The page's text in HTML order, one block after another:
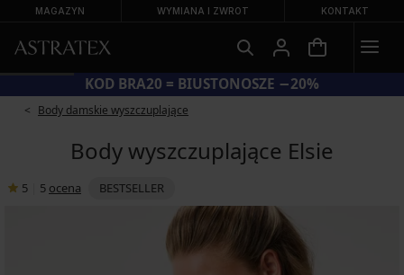
MAGAZYN WYMIANA I ZWROT KONTAKT
KOD BRA20 = BIUSTONOSZE −20%
Body damskie wyszczuplające
Body wyszczuplające Elsie
5 5 ocena BESTSELLER